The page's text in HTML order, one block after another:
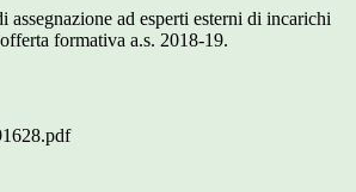
assegnazione ad esperti esterni di incarichi
formativa a.s. 2018-19.